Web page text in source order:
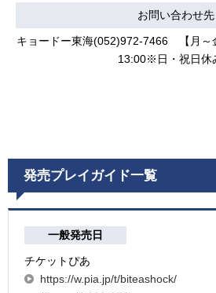
お問い合わせ先
キョードー東海(052)972-7466 【月～
13:00※日・祝日休
発売プレイガイド一覧
一般発売日
チケットぴあ
https://w.pia.jp/t/biteashock/